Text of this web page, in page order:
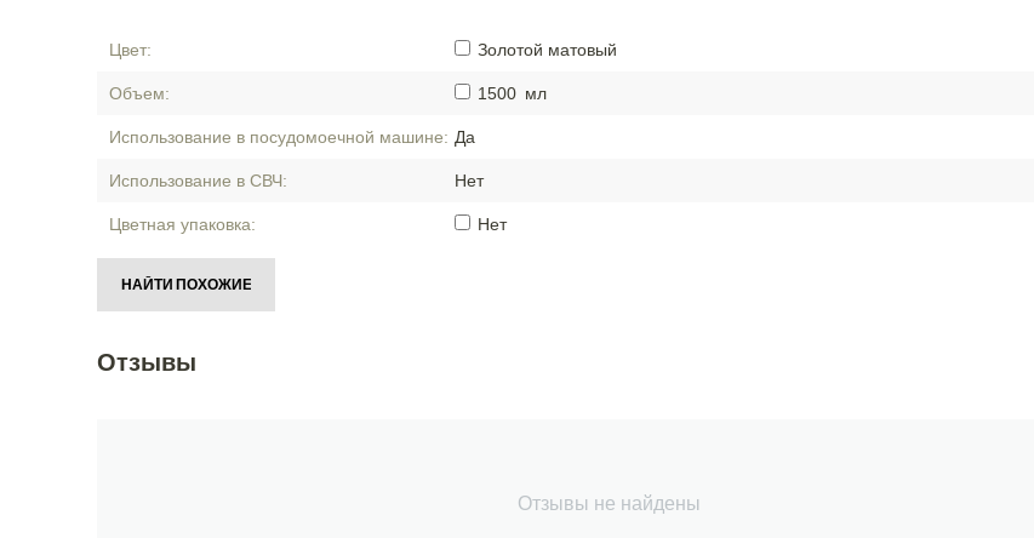
Цвет: Золотой матовый
Объем: 1500 мл
Использование в посудомоечной машине: Да
Использование в СВЧ: Нет
Цветная упаковка: Нет
НАЙТИ ПОХОЖИЕ
Отзывы
Отзывы не найдены